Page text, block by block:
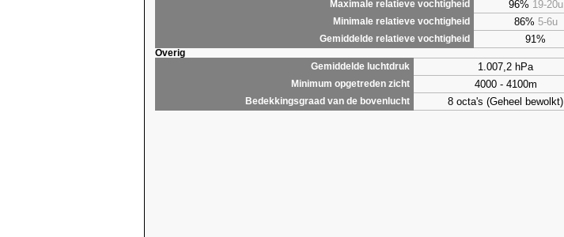
Maximale relatieve vochtigheid
96% 19-20u
Minimale relatieve vochtigheid 86% 5-6u
Gemiddelde relatieve vochtigheid 91%
Overig
Gemiddelde luchtdruk
1.007,2 hPa
Minimum opgetreden zicht 4000 - 4100m
Bedekkingsgraad van de bovenlucht 8 octa's (Geheel bewolkt)